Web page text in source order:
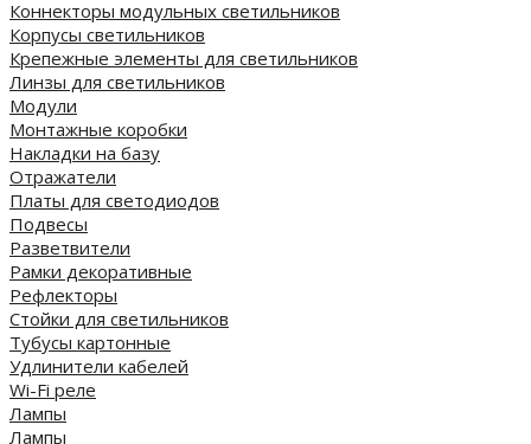
Коннекторы модульных светильников
Корпусы светильников
Крепежные элементы для светильников
Линзы для светильников
Модули
Монтажные коробки
Накладки на базу
Отражатели
Платы для светодиодов
Подвесы
Разветвители
Рамки декоративные
Рефлекторы
Стойки для светильников
Тубусы картонные
Удлинители кабелей
Wi-Fi реле
Лампы
Лампы